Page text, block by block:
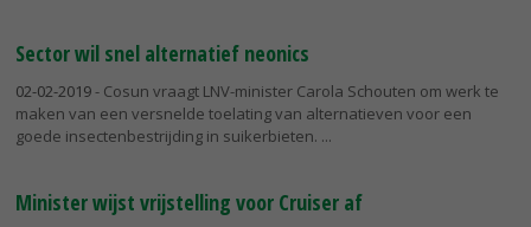
Sector wil snel alternatief neonics
02-02-2019- Cosun vraagt LNV-minister Carola Schouten om werk te
maken van een versnelde toelating van alternatieven voor een
goede insectenbestrijding in suikerbieten.
Minister wijst vrijstelling voor Cruiser af